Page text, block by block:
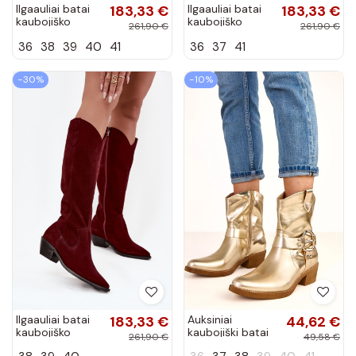
Ilgaauliai batai
kaubojiško
dirbtinės
Zazoo 4225
juodos spalvos
183,33 €
261,90 €
36 38 39 40 41
Ilgaauliai batai
kaubojiško
dirbtinės
Zazoo 4225
rudos spalvos
183,33 €
261,90 €
36 37 41
−30%
Ilgaauliai batai
kaubojiško
183,33 €
261,90 €
−10%
Auksiniai
kaubojiški batai
44,62 €
49,58 €